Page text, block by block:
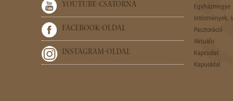
YOUTUBE-CSATORNA
FACEBOOK-OLDAL
INSTAGRAM-OLDAL
Egyházmegye
Intézmények,
Pasztoráció
Aktuális
Kapcsolat
Kapuoldal